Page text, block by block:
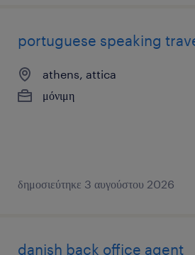
portuguese speaking
athens, attica
μόνιμη
δημοσιεύτηκε 3 αυγούστου 2026
danish back office agent